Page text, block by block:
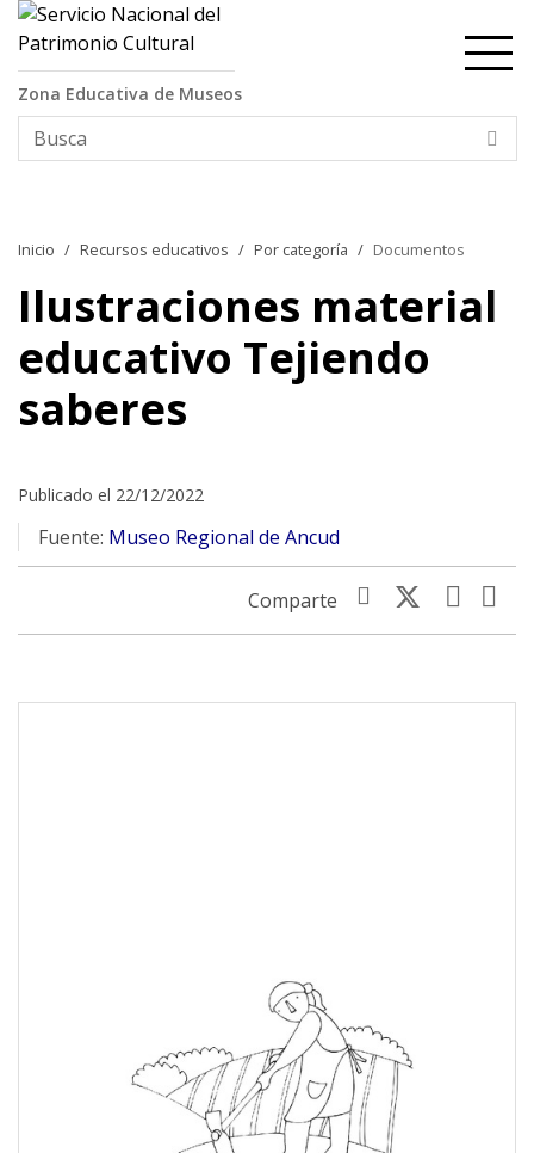
Contenido principal
Zona Educativa de Museos
Inicio Recursos educativos Por categoría Documentos
Ilustraciones material
educativo Tejiendo
saberes
Publicado el 22/12/2022
Fuente: Museo Regional de Ancud